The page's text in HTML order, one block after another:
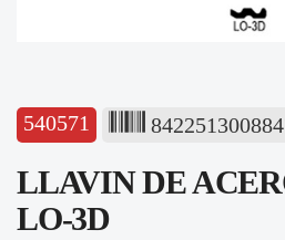
540571
LLAVIN DE
LO-3D